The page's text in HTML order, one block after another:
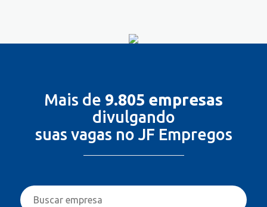
Mais de 9.805 empresas
divulgando
suas vagas no JF Empregos